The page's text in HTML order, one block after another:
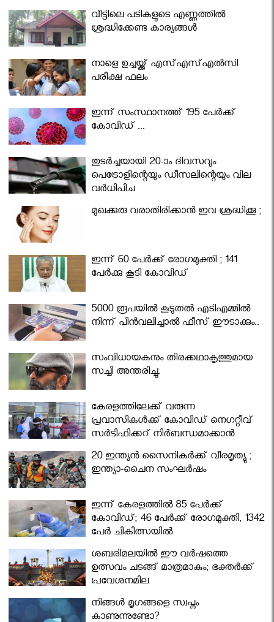
വീട്ടിലെ പടികളുടെ എണ്ണത്തിൽ
ശ്രദ്ധിക്കേണ്ട കാര്യങ്ങൾ
നാളെ ഉച്ചയ്ക്ക് എസ്എസ്എല്‍സി
പരീക്ഷ ഫലം
ഇന്ന് സംസ്ഥാനത്ത് 195 പേര്‍ക്ക്
കോവിഡ് ...
തുടർച്ചയായി 20-ാം ദിവസവും
പെട്രോളിന്റെയും ഡീസലിന്റെയും വില
വര്‍ധിപ്പിച്ചു
മുഖക്കുരു വരാതിരിക്കാന്‍ ഇവ ശ്രദ്ധിക്കൂ ;
ഇന്ന് 60 പേർക്ക് രോഗമുക്തി ; 141
പേര്‍ക്കു കൂടി കോവിഡ്
5000 രൂപയിൽ കൂടുതൽ എടിഎമ്മിൽ
നിന്ന് പിൻവലിച്ചാൽ ഫീസ് ഈടാക്കും..
സംവിധായകനും തിരക്കഥാകൃത്തുമായ
സച്ചി അന്തരിച്ചു.
കേരളത്തിലേക്ക് വരുന്ന
പ്രവാസികള്‍ക്ക് കോവിഡ് നെഗറ്റീവ്
സര്‍ട്ടിഫിക്കറ്റ് നിർബന്ധമാക്കാൻ
മന്ത്രിസഭ
20 ഇന്ത്യൻ സൈനികർക്ക് വീരമൃത്യു ;
ഇന്ത്യാ-ചൈന സംഘർഷം
ഇന്ന് കേരളത്തിൽ 85 പേർക്ക്
കോവിഡ്; 46 പേർക്ക് രോഗമുക്തി, 1342
പേർ ചികിത്സയിൽ
ശബരിമലയില്‍ ഈ വർഷത്തെ
ഉത്സവം ചടങ്ങ് മാത്രമാകും; ഭക്തർക്ക്
പ്രവേശനമില്ല
നിങ്ങള്‍ മൃഗങ്ങളെ സ്വപ്നം
കാണുന്നുണ്ടോ?